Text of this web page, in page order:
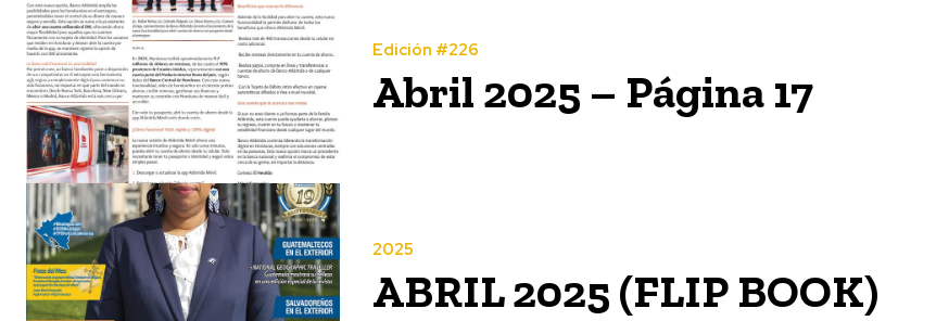
Edición #226
Abril 2025 – Página 17
2025
ABRIL 2025 (FLIP BOOK)